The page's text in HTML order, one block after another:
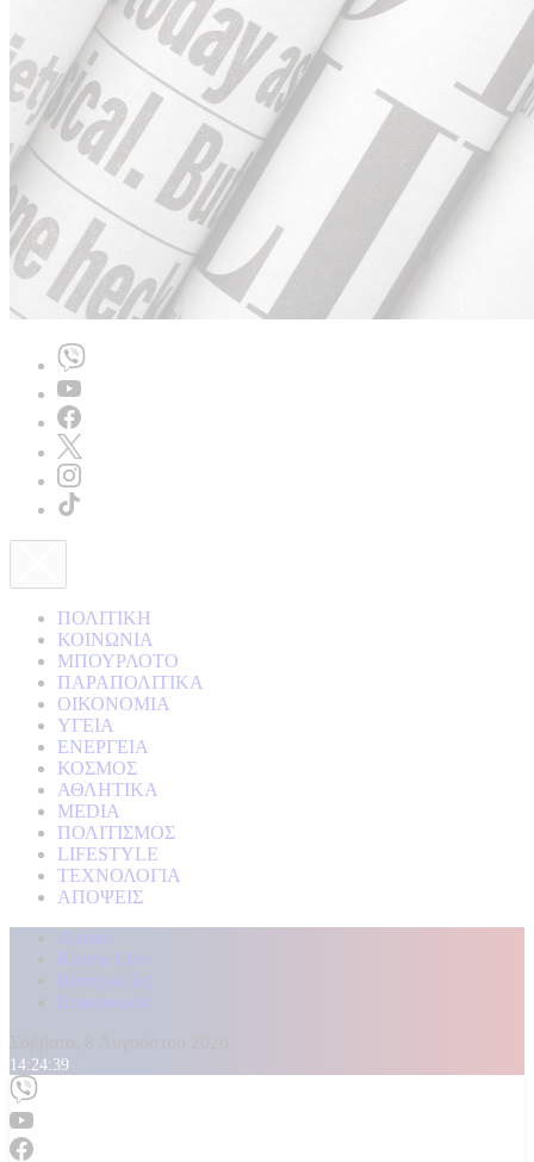
ΠΟΛΙΤΙΚΗ
ΚΟΙΝΩΝΙΑ
ΜΠΟΥΡΛΟΤΟ
ΠΑΡΑΠΟΛΙΤΙΚΑ
ΟΙΚΟΝΟΜΙΑ
ΥΓΕΙΑ
ΕΝΕΡΓΕΙΑ
ΚΟΣΜΟΣ
ΑΘΛΗΤΙΚΑ
MEDIA
ΠΟΛΙΤΙΣΜΟΣ
LIFESTYLE
ΤΕΧΝΟΛΟΓΙΑ
ΑΠΟΨΕΙΣ
Αρχική
Kontra Live
Καταγγελίες
Επικοινωνία
14:24:40